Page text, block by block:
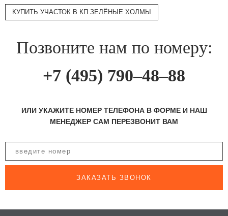
КУПИТЬ УЧАСТОК В КП ЗЕЛЁНЫЕ ХОЛМЫ
Позвоните нам по номеру:
+7 (495) 790–48–88
ИЛИ УКАЖИТЕ НОМЕР ТЕЛЕФОНА В ФОРМЕ И НАШ
МЕНЕДЖЕР САМ ПЕРЕЗВОНИТ ВАМ
ЗАКАЗАТЬ ЗВОНОК